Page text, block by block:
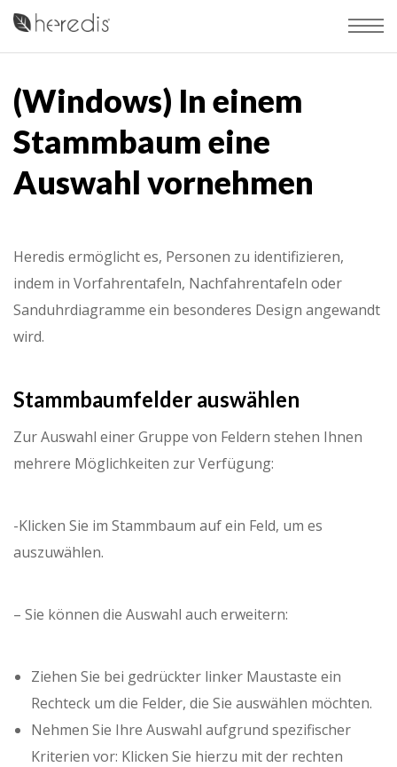
(Windows) In einem
Stammbaum eine
Auswahl vornehmen
Heredis ermöglicht es, Personen zu identifizieren,
indem in Vorfahrentafeln, Nachfahrentafeln oder
Sanduhrdiagramme ein besonderes Design angewandt
wird.
Stammbaumfelder auswählen
Zur Auswahl einer Gruppe von Feldern stehen Ihnen
mehrere Möglichkeiten zur Verfügung:
-Klicken Sie im Stammbaum auf ein Feld, um es
auszuwählen.
– Sie können die Auswahl auch erweitern:
Ziehen Sie bei gedrückter linker Maustaste ein
Rechteck um die Felder, die Sie auswählen möchten.
Nehmen Sie Ihre Auswahl aufgrund spezifischer
Kriterien vor: Klicken Sie hierzu mit der rechten